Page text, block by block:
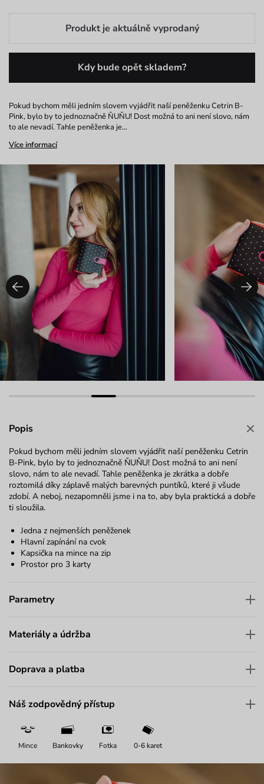
Produkt je aktuálně vyprodaný
Kdy bude opět skladem?
Pokud bychom měli jedním slovem vyjádřit naší peněženku Cetrin B-
Pink, bylo by to jednoznačně ŇUŇU! Dost možná to ani není slovo, nám
to ale nevadí. Tahle peněženka je…
Více informací
Popis
Pokud bychom měli jedním slovem vyjádřit naší peněženku Cetrin
B-Pink, bylo by to jednoznačně ŇUŇU! Dost možná to ani není
slovo, nám to ale nevadí. Tahle peněženka je zkrátka a dobře
roztomilá díky záplavě malých barevných puntíků, které ji všude
zdobí. A neboj, nezapomněli jsme i na to, aby byla praktická a dobře
ti sloužila.
Jedna z nejmenších peněženek
Hlavní zapínání na cvok
Kapsička na mince na zip
Prostor pro 3 karty
Parametry
Materiály a údržba
Doprava a platba
Náš zodpovědný přístup
Mince Bankovky Fotka 0-6 karet